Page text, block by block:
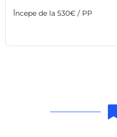
Începe de la 530€ / PP